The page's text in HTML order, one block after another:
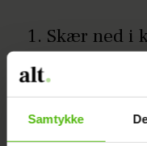
Samtykke
Skær ned i
salt, peber,
Smør en
læg kronen